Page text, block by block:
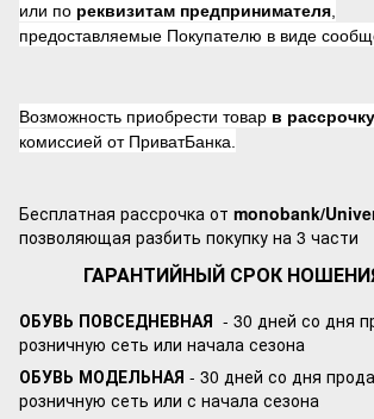
или по реквизитам предпринимателя
предоставляемые Покупателю в виде
Возможность приобрести товар в рассрочку
комиссией от ПриватБанка.
Бесплатная рассрочка от monobank/
позволяющая разбить покупку на 3 части
ГАРАНТИЙНЫЙ СРОК
ОБУВЬ ПОВСЕДНЕВНАЯ - 30 дней со дня
розничную сеть или начала сезона
ОБУВЬ МОДЕЛЬНАЯ - 30 дней со дня
розничную сеть или с начала сезона